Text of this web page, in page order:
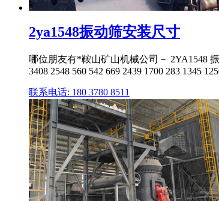
2ya1548振动筛安装尺寸
哪位朋友有*鞍山矿山机械公司－ 2YA1548
3408 2548 560 542 669 2439 1700 283 1345
联系电话: 180 3780 8511